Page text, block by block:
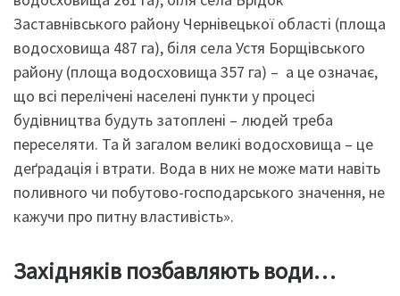
Заставнівського району Чернівецької області (площа
водосховища 487 га), біля села Устя Борщівського
району (площа водосховища 357 га) – а це означає,
що всі перелічені населені пункти у процесі
будівництва будуть затоплені – людей треба
переселяти. Та й загалом великі водосховища – це
деґрадація і втрати. Вода в них не може мати навіть
поливного чи побутово-господарського значення, не
кажучи про питну властивість».
Західняків позбавляють води…